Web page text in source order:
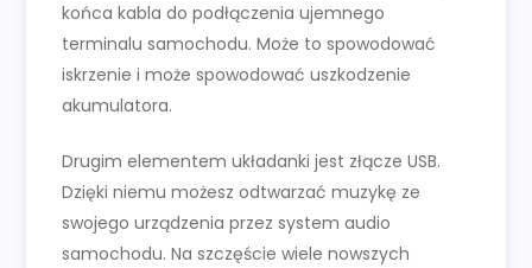
końca kabla do podłączenia ujemnego
terminalu samochodu. Może to spowodować
iskrzenie i może spowodować uszkodzenie
akumulatora.
Drugim elementem układanki jest złącze USB.
Dzięki niemu możesz odtwarzać muzykę ze
swojego urządzenia przez system audio
samochodu. Na szczęście wiele nowszych